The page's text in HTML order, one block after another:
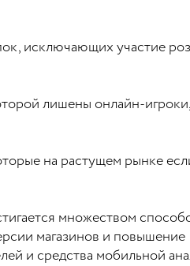
исключающих участие
лишены онлайн-игроки,
на растущем рынке
множеством
магазинов и повышение
и средства мобильной